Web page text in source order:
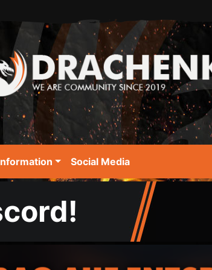
Social Media